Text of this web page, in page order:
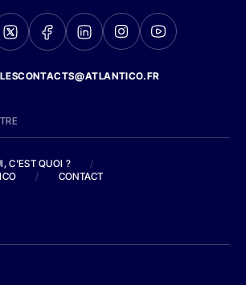
C'EST QUOI ?
/
/ CONTACT